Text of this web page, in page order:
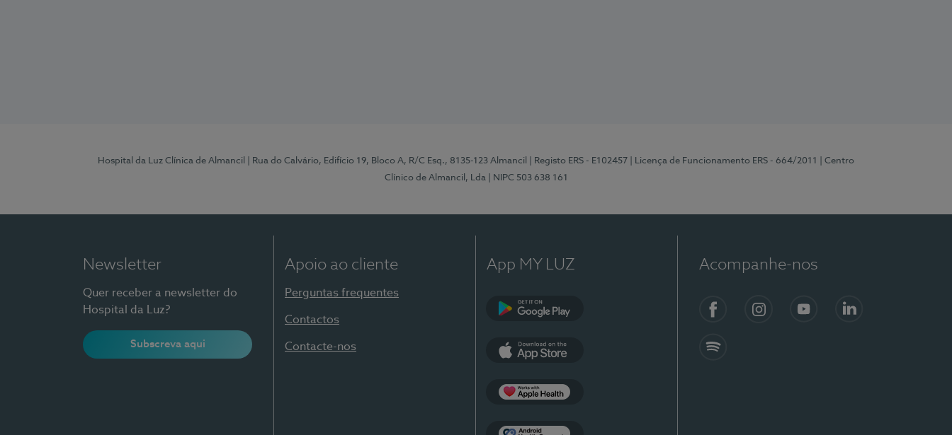
Hospital da Luz Clínica de Almancil | Rua do Calvário, Edifício 19, Bloco A, R/C Esq., 8135-123 Almancil | Registo ERS - E102457 | Licença de Funcionamento ERS - 664/2011
| Centro
Clínico de Almancil, Lda
| NIPC 503 638 161
Newsletter
Quer receber a newsletter do
Hospital da Luz?
Subscreva aqui
Apoio ao cliente
Perguntas frequentes
Contactos
Contacte-nos
App MY LUZ Acompanhe-nos